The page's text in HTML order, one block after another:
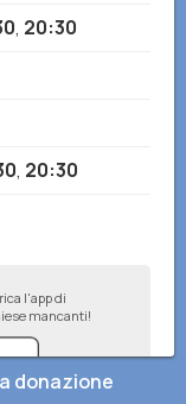
, 20:30
, 20:30
l'app di
mancanti!
donazione